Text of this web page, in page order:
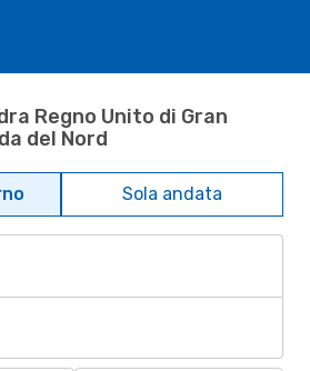
Regno Unito di Gran
del Nord
Sola andata